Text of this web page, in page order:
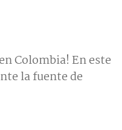
Colombia! En este
la fuente de